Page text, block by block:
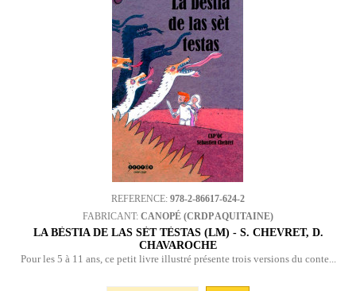
REFERENCE: 978-2-86617-624-2
FABRICANT: CANOPÉ (CRDP AQUITAINE)
LA BÈSTIA DE LAS SÈT TÈSTAS (LM) - S. CHEVRET, D.
CHAVAROCHE
Pour les 5 à 11 ans, ce petit livre illustré présente trois versions du conte...